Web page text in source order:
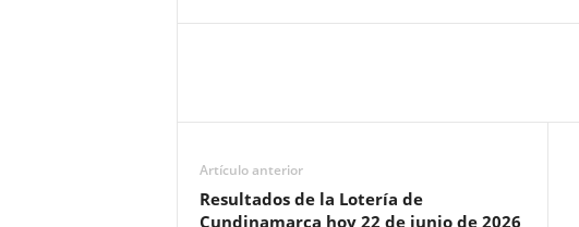
Artículo anterior
Resultados de la Lotería de
Cundinamarca hoy 22 de junio de 2026